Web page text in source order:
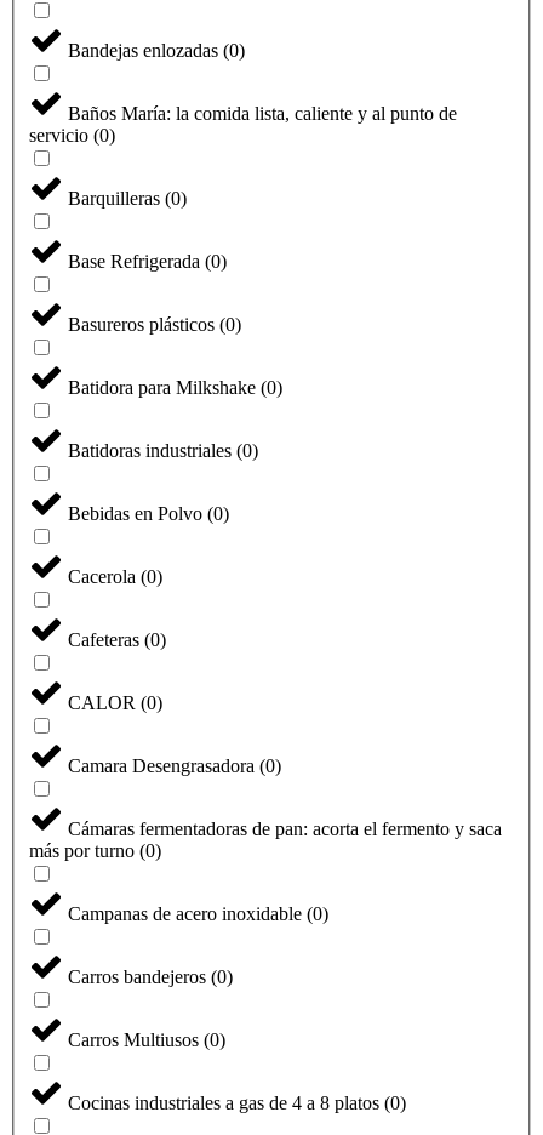
Bandejas enlozadas (0)
Baños María: la comida lista, caliente y al punto de
servicio (0)
Barquilleras (0)
Base Refrigerada (0)
Basureros plásticos (0)
Batidora para Milkshake (0)
Batidoras industriales (0)
Bebidas en Polvo (0)
Cacerola (0)
Cafeteras (0)
CALOR (0)
Camara Desengrasadora (0)
Cámaras fermentadoras de pan: acorta el fermento y saca
más por turno (0)
Campanas de acero inoxidable (0)
Carros bandejeros (0)
Carros Multiusos (0)
Cocinas industriales a gas de 4 a 8 platos (0)